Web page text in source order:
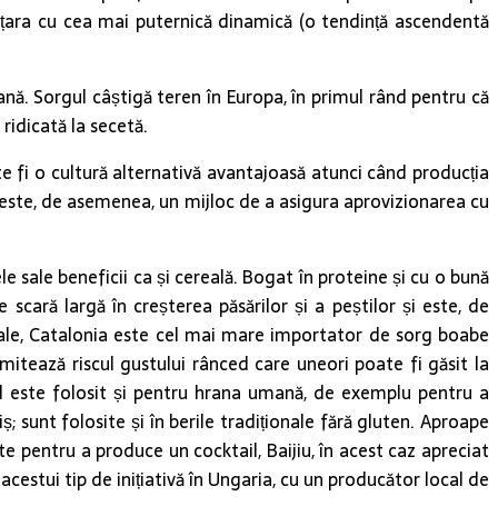
cu cea mai puternică dinamică (o tendință ascendentă
Sorgul câștigă teren în Europa, în primul rând pentru că
la secetă.
fi o cultură alternativă avantajoasă atunci când producția
de asemenea, un mijloc de a asigura aprovizionarea cu
sale beneficii ca și cereală. Bogat în proteine ​​și cu o bună
largă în creșterea păsărilor și a peștilor și este, de
Catalonia este cel mai mare importator de sorg boabe
riscul gustului rânced care uneori poate fi găsit la
folosit și pentru hrana umană, de exemplu pentru a
sunt folosite și în berile tradiționale fără gluten. Aproape
a produce un cocktail, Baijiu, în acest caz apreciat
tip de inițiativă în Ungaria, cu un producător local de